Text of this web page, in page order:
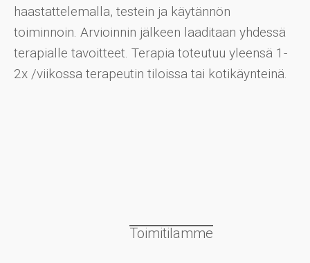
haastattelemalla, testein ja käytännön
toiminnoin. Arvioinnin jälkeen laaditaan yhdessä
terapialle tavoitteet. Terapia toteutuu yleensä 1-
2x /viikossa terapeutin tiloissa tai kotikäynteinä.
Toimitilamme